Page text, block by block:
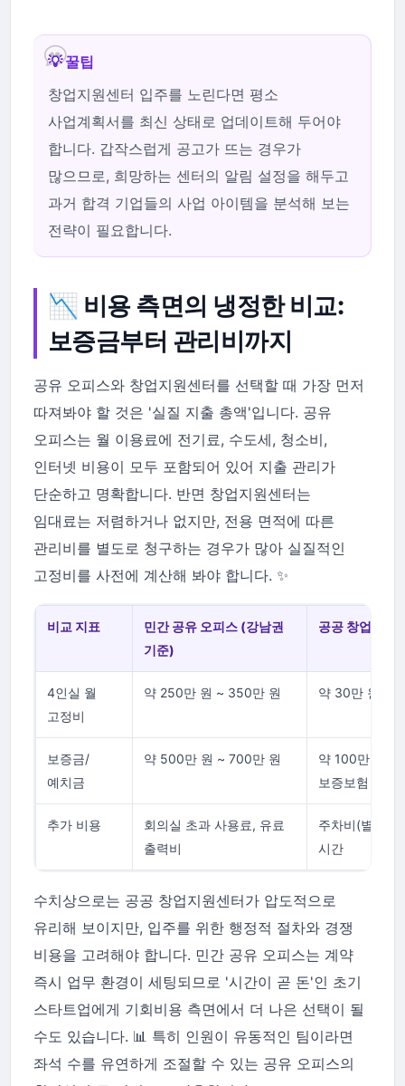
💡 꿀팁
창업지원센터 입주를 노린다면 평소
사업계획서를 최신 상태로 업데이트해 두어야
합니다. 갑작스럽게 공고가 뜨는 경우가
많으므로, 희망하는 센터의 알림 설정을 해두고
과거 합격 기업들의 사업 아이템을 분석해 보는
전략이 필요합니다.
📉 비용 측면의 냉정한 비교:
보증금부터 관리비까지
공유 오피스와 창업지원센터를 선택할 때 가장 먼저
따져봐야 할 것은 '실질 지출 총액'입니다. 공유
오피스는 월 이용료에 전기료, 수도세, 청소비,
인터넷 비용이 모두 포함되어 있어 지출 관리가
단순하고 명확합니다. 반면 창업지원센터는
임대료는 저렴하거나 없지만, 전용 면적에 따른
관리비를 별도로 청구하는 경우가 많아 실질적인
고정비를 사전에 계산해 봐야 합니다. ✨
비교 지표
민간 공유 오피스 (강남권
기준)
공공 창업지원
4인실 월
고정비
약 250만 원 ~ 350만 원 약 30만 원 ~
보증금/
예치금
약 500만 원 ~ 700만 원
약 100만 원 ~
보증보험 대체
추가 비용
회의실 초과 사용료, 유료
출력비
주차비(별도),
시간
수치상으로는 공공 창업지원센터가 압도적으로
유리해 보이지만, 입주를 위한 행정적 절차와 경쟁
비용을 고려해야 합니다. 민간 공유 오피스는 계약
즉시 업무 환경이 세팅되므로 '시간이 곧 돈'인 초기
스타트업에게 기회비용 측면에서 더 나은 선택이 될
수도 있습니다. 📊 특히 인원이 유동적인 팀이라면
좌석 수를 유연하게 조절할 수 있는 공유 오피스의